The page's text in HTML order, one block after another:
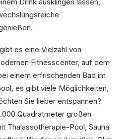
es eine Vielzahl von
Fitnesscenter, auf dem
einem erfrischenden Bad im
es gibt viele Möglichkeiten,
Sie lieber entspannen?
Quadratmeter großen
Thalassotherapie-Pool, Sauna